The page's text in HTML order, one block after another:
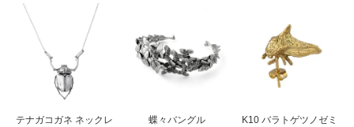
テナガコガネ ネックレ
蝶々バングル
K10 バラトゲツノゼミ